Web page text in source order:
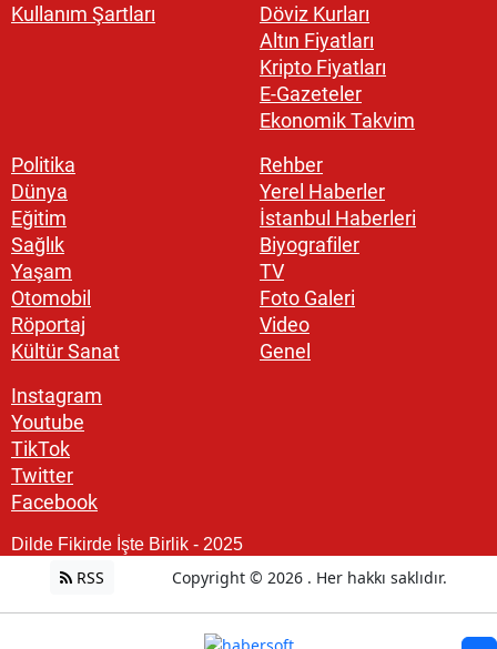
Kullanım Şartları
Döviz Kurları
Altın Fiyatları
Kripto Fiyatları
E-Gazeteler
Ekonomik Takvim
Politika
Dünya
Eğitim
Sağlık
Yaşam
Otomobil
Röportaj
Kültür Sanat
Rehber
Yerel Haberler
İstanbul Haberleri
Biyografiler
TV
Foto Galeri
Video
Genel
Instagram
Youtube
TikTok
Twitter
Facebook
Dilde Fikirde İşte Birlik - 2025
RSS Copyright © 2026 . Her hakkı saklıdır.